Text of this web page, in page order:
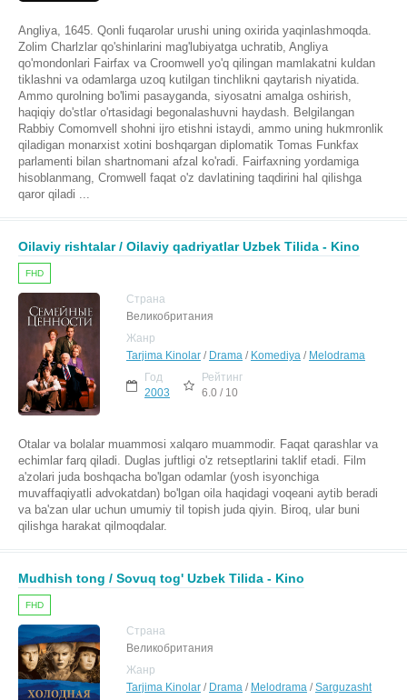
Angliya, 1645. Qonli fuqarolar urushi uning oxirida yaqinlashmoqda.
Zolim Charlzlar qo'shinlarini mag'lubiyatga uchratib, Angliya
qo'mondonlari Fairfax va Croomwell yo'q qilingan mamlakatni kuldan
tiklashni va odamlarga uzoq kutilgan tinchlikni qaytarish niyatida.
Ammo qurolning bo'limi pasayganda, siyosatni amalga oshirish,
haqiqiy do'stlar o'rtasidagi begonalashuvni haydash. Belgilangan
Rabbiy Comomvell shohni ijro etishni istaydi, ammo uning hukmronlik
qiladigan monarxist xotini boshqargan diplomatik Tomas Funkfax
parlamenti bilan shartnomani afzal ko'radi. Fairfaxning yordamiga
hisoblanmang, Cromwell faqat o'z davlatining taqdirini hal qilishga
qaror qiladi ...
Oilaviy rishtalar / Oilaviy qadriyatlar Uzbek Tilida - Kino
FHD
Страна
Великобритания
Жанр
Tarjima Kinolar / Drama / Komediya / Melodrama
Год
2003
Рейтинг
6.0 / 10
Otalar va bolalar muammosi xalqaro muammodir. Faqat qarashlar va
echimlar farq qiladi. Duglas juftligi o'z retseptlarini taklif etadi. Film
a'zolari juda boshqacha bo'lgan odamlar (yosh isyonchiga
muvaffaqiyatli advokatdan) bo'lgan oila haqidagi voqeani aytib beradi
va ba'zan ular uchun umumiy til topish juda qiyin. Biroq, ular buni
qilishga harakat qilmoqdalar.
Mudhish tong / Sovuq tog' Uzbek Tilida - Kino
FHD
Страна
Великобритания
Жанр
Tarjima Kinolar / Drama / Melodrama /Sarguzasht